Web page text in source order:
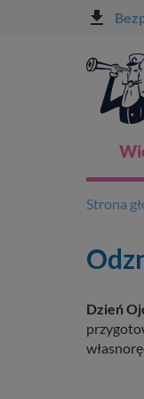
file_download
Strona
Dzień